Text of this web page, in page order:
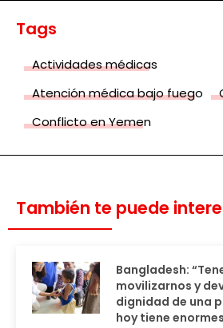
Tags
Actividades médicas
Atención médica bajo fuego
Conflicto en Yemen
También te puede
Bangladesh:
movilizarnos y
dignidad de una
hoy tiene